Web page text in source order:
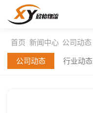
news
新闻中心
首页 新闻中心 公司动态
公司动态 行业动态